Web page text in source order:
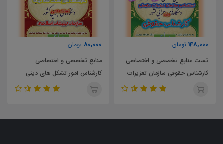
148,000 تومان
تست منابع تخصصی و اختصاصی
کارشناس حقوقی سازمان تعزیرات
حکومتی
80,000 تومان
منابع تخصصی و اختصاصی
کارشناس امور تشکل های دینی
سازمان تبلیغات اسلامی